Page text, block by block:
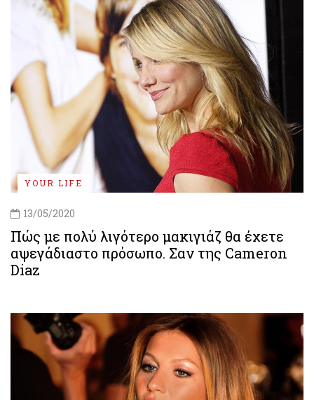
YOUR LIFE
13/05/2020
Πώς με πολύ λιγότερο μακιγιάζ θα έχετε
αψεγάδιαστο πρόσωπο. Σαν της Cameron
Diaz